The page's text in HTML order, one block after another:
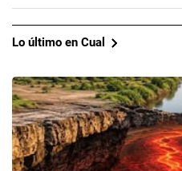
Lo último en Cual